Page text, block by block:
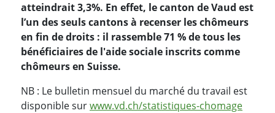
atteindrait 3,3%. En effet, le canton de Vaud est
l’un des seuls cantons à recenser les chômeurs
en fin de droits : il rassemble 71 % de tous les
bénéficiaires de l'aide sociale inscrits comme
chômeurs en Suisse.
NB : Le bulletin mensuel du marché du travail est
disponible surwww.vd.ch/statistiques-chomage